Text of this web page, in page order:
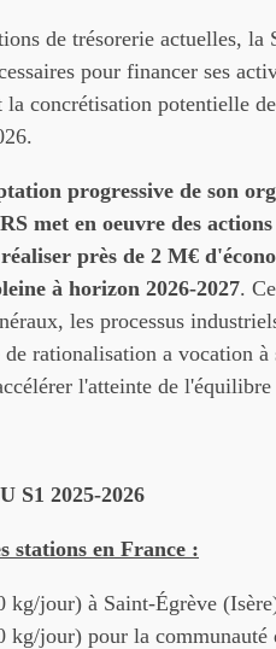
de trésorerie actuelles, la
pour financer ses
concrétisation potentielle
progressive de son
met en oeuvre des
près de 2 M€
à horizon 2026-2027.
les processus
rationalisation a vocation à
l'atteinte de
S1 2025-2026
stations en France :
kg/jour) à Saint-Égrève
kg/jour) pour la communauté